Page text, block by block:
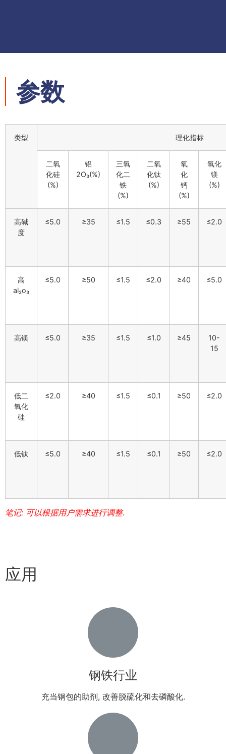
参数
类型 理化指标
二氧
化硅
(%)
铝
2O₃(%)
三氧
化二
铁
(%)
二氧
化钛
(%)
氧
化
钙
(%)
氧化
镁
(%)
高碱
度
≤5.0 ≥35 ≤1.5 ≤0.3 ≥55 ≤2.0
高
al₂o₃
≤5.0 ≥50 ≤1.5 ≤2.0 ≥40 ≤5.0
高镁 ≤5.0 ≥35 ≤1.5 ≤1.0 ≥45
10-
15
低二
氧化
硅
≤2.0 ≥40 ≤1.5 ≤0.1 ≥50 ≤2.0
低钛 ≤5.0 ≥40 ≤1.5 ≤0.1 ≥50 ≤2.0
笔记: 可以根据用户需求进行调整.
应用
钢铁行业
充当钢包的助剂, 改善脱硫化和去磷酸化.